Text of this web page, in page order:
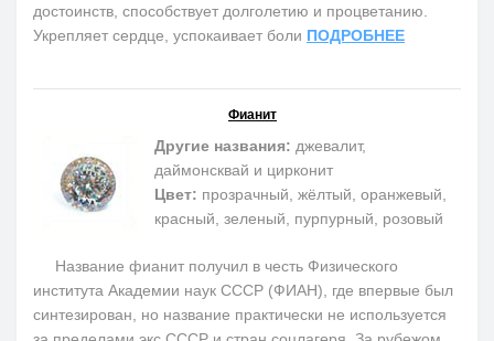
достоинств, способствует долголетию и процветанию.
Укрепляет сердце, успокаивает боли ПОДРОБНЕЕ
Фианит
Другие названия: джевалит,
даймонсквай и цирконит
Цвет: прозрачный, жёлтый, оранжевый,
красный, зеленый, пурпурный, розовый
Название фианит получил в честь Физического
института Академии наук СССР (ФИАН), где впервые был
синтезирован, но название практически не используется